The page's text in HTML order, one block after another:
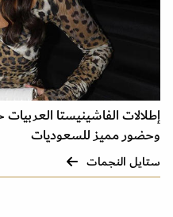
إطلالات الفاشينيستا
وحضور مميز للسعوديات
ستايل النجمات